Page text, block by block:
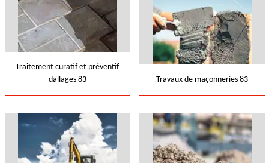
Traitement curatif et préventif
dallages 83
Travaux de maçonneries 83